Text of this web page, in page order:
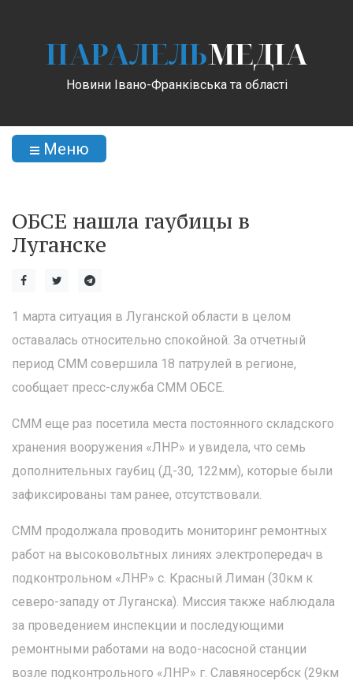
ПАРАЛЕЛЬМЕДІА
Новини Івано-Франківська та області
Меню
ОБСЕ нашла гаубицы в
Луганске
1 марта ситуация в Луганской области в целом
оставалась относительно спокойной. За отчетный
период СММ совершила 18 патрулей в регионе,
сообщает пресс-служба СММ ОБСЕ.
СММ еще раз посетила места постоянного складского
хранения вооружения «ЛНР» и увидела, что семь
дополнительных гаубиц (Д-30, 122мм), которые были
зафиксированы там ранее, отсутствовали.
СММ продолжала проводить мониторинг ремонтных
работ на высоковольтных линиях электропередач в
подконтрольном «ЛНР» с. Красный Лиман (30км к
северо-западу от Луганска). Миссия также наблюдала
за проведением инспекции и последующими
ремонтными работами на водо-насосной станции
возле подконтрольного «ЛНР» г. Славяносербск (29км